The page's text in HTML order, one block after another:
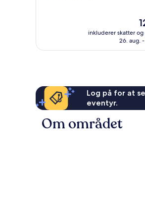
er
inkluderer skatter
26. aug.
Log på for at
eventyr.
Om området